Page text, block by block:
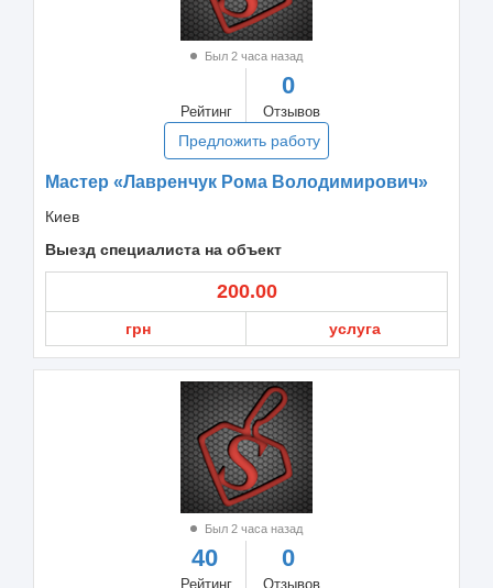
Был 2 часа назад
Рейтинг
0
Отзывов
Предложить работу
Мастер «Лавренчук Рома Володимирович»
Киев
Выезд специалиста на объект
200.00
грн услуга
Был 2 часа назад
40
Рейтинг
0
Отзывов